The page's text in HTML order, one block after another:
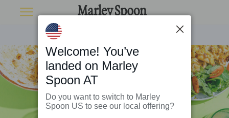
Welcome! You’ve
landed on Marley
Spoon AT
Do you want to switch to Marley
Spoon US to see our local offering?